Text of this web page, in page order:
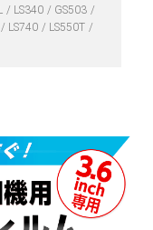
LS340
GS503
LS740
LS550T